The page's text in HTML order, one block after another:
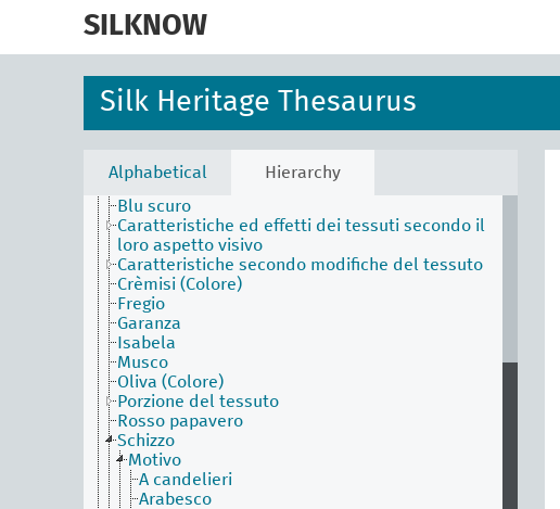
SILKNOW
Silk Heritage Thesaurus
Alphabetical Hierarchy
Agents Facet (en)
Associated Concepts Facet (en)
Physical Attributes Facet (en)
Area ornamentale
Aurora
Azzurro Imperiale
Blu di Prussia
Blu di Sassonia
Blu scuro
Caratteristiche ed effetti dei tessuti secondo il
loro aspetto visivo
Caratteristiche secondo modifiche del tessuto
Crèmisi (Colore)
Fregio
Garanza
Isabela
Musco
Oliva (Colore)
Porzione del tessuto
Rosso papavero
Schizzo
Motivo
A candelieri
Arabesco